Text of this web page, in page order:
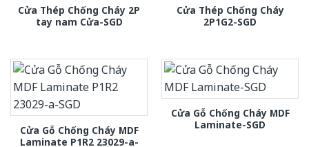
Cửa Thép Chống Cháy 2P
tay nam Cửa-SGD
Cửa Thép Chống Cháy
2P1G2-SGD
Cửa Gỗ Chống Cháy MDF
Laminate P1R2 23029-a-
Cửa Gỗ Chống Cháy MDF
Laminate-SGD